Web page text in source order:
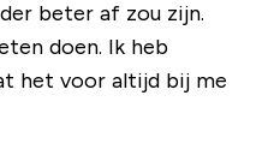
beter af zou zijn.
doen. Ik heb
het voor altijd bij me